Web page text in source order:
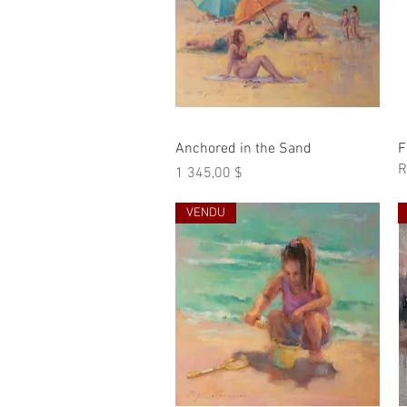
Aperçu rapide
Anchored in the Sand
Prix
1 345,00 $
VENDU